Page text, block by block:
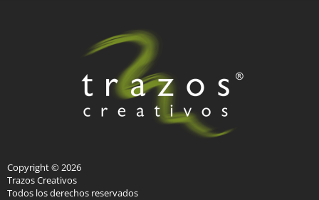
Copyright © 2026
Trazos Creativos
Todos los derechos reservados